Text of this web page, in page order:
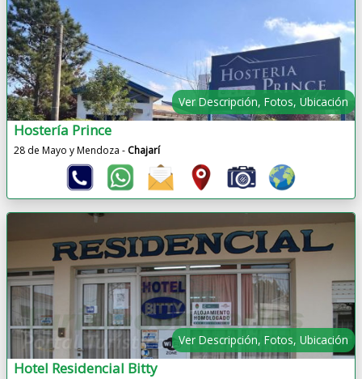
Ver Descripción, Fotos, Ubicación
Hostería Prince
28 de Mayo y Mendoza - Chajarí
Ver Descripción, Fotos, Ubicación
Hotel Residencial Bitty